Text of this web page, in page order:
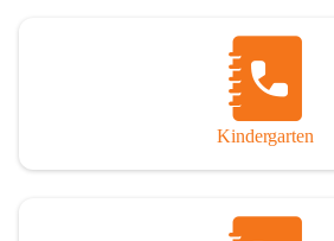
Kindergarten